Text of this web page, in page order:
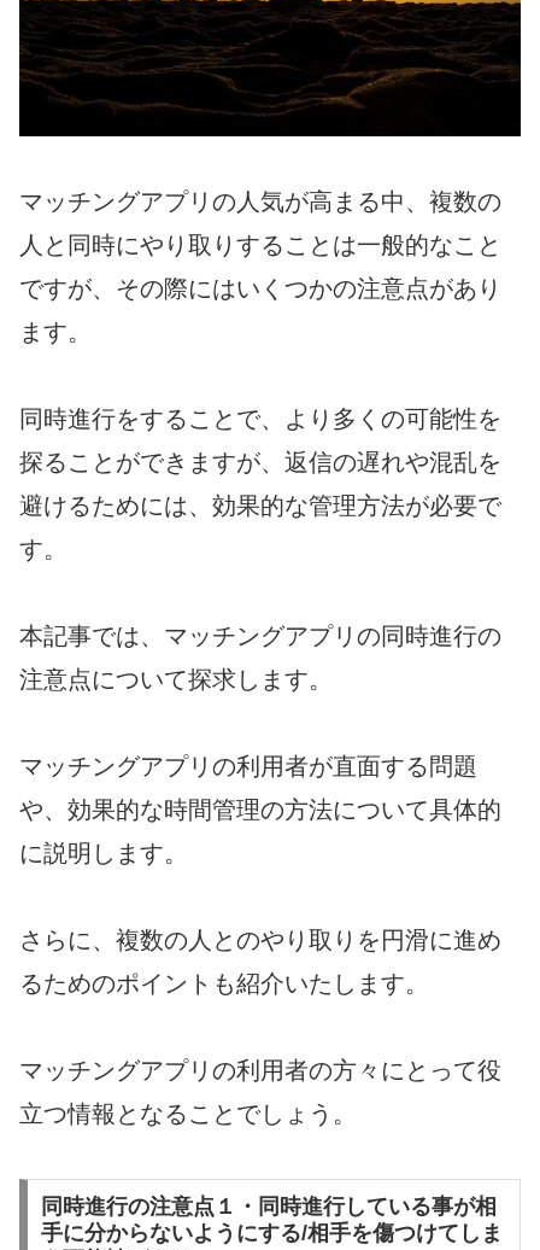
マッチングアプリの人気が高まる中、複数の
人と同時にやり取りすることは一般的なこと
ですが、その際にはいくつかの注意点があり
ます。
同時進行をすることで、より多くの可能性を
探ることができますが、返信の遅れや混乱を
避けるためには、効果的な管理方法が必要で
す。
本記事では、マッチングアプリの同時進行の
注意点について探求します。
マッチングアプリの利用者が直面する問題
や、効果的な時間管理の方法について具体的
に説明します。
さらに、複数の人とのやり取りを円滑に進め
るためのポイントも紹介いたします。
マッチングアプリの利用者の方々にとって役
立つ情報となることでしょう。
同時進行の注意点１・同時進行している事が相
手に分からないようにする/相手を傷つけてしま